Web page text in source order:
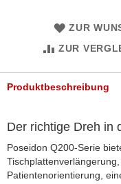
ZUR
ZUR
Produktbeschreibung
Der richtige Dreh in
Poseidon Q200-Serie
Patientenorientierung,